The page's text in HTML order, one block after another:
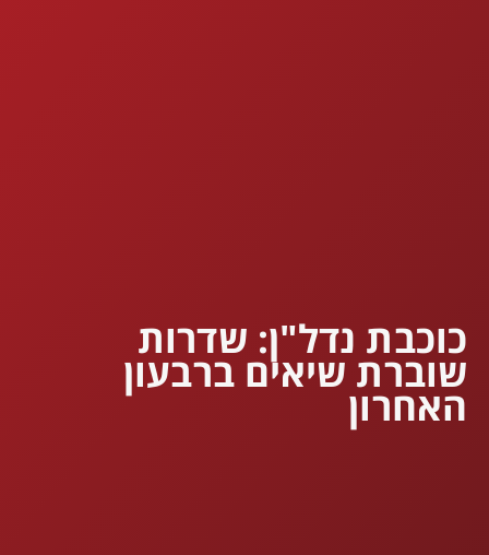
כוכבת נדל"ן: שדרות
שוברת שיאים ברבעון
האחרון